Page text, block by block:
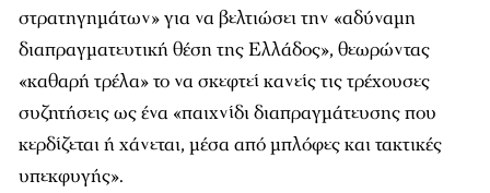
στρατηγημάτων» για να βελτιώσει την «αδύναμη
διαπραγματευτική θέση της Ελλάδος», θεωρώντας
«καθαρή τρέλα» το να σκεφτεί κανείς τις τρέχουσες
συζητήσεις ως ένα «παιχνίδι διαπραγμάτευσης που
κερδίζεται ή χάνεται, μέσα από μπλόφες και τακτικές
υπεκφυγής».